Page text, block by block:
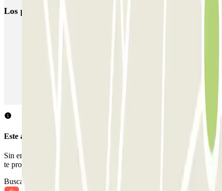
Los parkings
Este aparcamiento no acepta reservas a través de Parclick.
Sin embargo, puedes reservar en uno de los parkings cercanos que
te proponemos.
Buscar parkings cercanos